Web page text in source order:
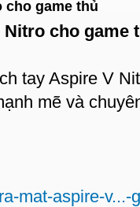
cho game thủ
cho game
tay Aspire V
mẽ và
mat-aspire-v...-